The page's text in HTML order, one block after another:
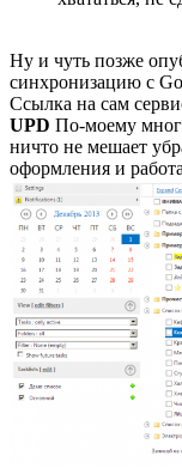
Ну и чуть позже
синхронизацию с
Ссылка на сам
UPD По-моему
ничто не мешает
оформления и